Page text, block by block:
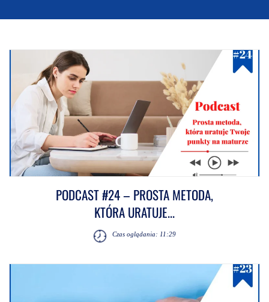
PODCAST #24 – PROSTA METODA,
KTÓRA URATUJE...
Czas oglądania: 11:29